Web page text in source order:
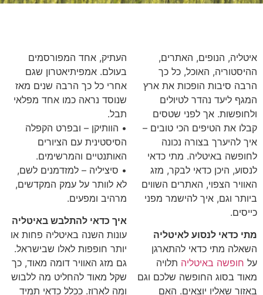
איטליה, הנופים, האתרים,
ההיסטוריה, האוכל, כל כך
הרבה סיבות הופכות את ארץ
המגף ליעד נהדר לטיולים
ולחופשות. אך לפני שטסים
קבלו את הטיפים הכי טובים –
איך להיערך בצורה נכונה
לחופשה באיטליה. מתי כדאי
לנסוע, היכן כדאי לבקר, מזג
האוויר הצפוי, האתרים השווים
ביותר וגם, איך להישמר מפני
כייסים.
מתי כדאי לנסוע לאיטליה
השאלה מתי כדאי להתארגן
על חופשה באיטליה תלויה
מאוד בסוג החופשה שלכם וגם
באזור שאליו יוצאים. האם
העתיק, אחד המפורסמים
בעולם. אמפיתיאטרון שגם
אחרי כל כך הרבה שנים מאז
שנוסד נראה כמו אחד מפלאי
תבל.
• הוותיקן – ובפרט הקפלה
הסיסטינית עם הציורים
האותנטיים והמרשימים.
• סיציליה – למזדמנים לשם,
לא לוותר על עמק המקדשים,
מרהיב ומפעים.
איך כדאי להתלבש באיטליה
עונות השנה באיטליה פחות או
יותר חופפות לאלו שבישראל.
גם מזג האוויר דומה מאוד, כך
שקל מאוד להחליט מה ללבוש
ומה לארוז. ככלל כדאי תמיד